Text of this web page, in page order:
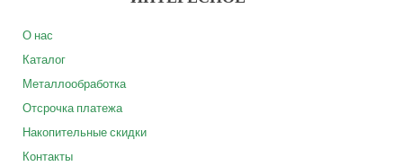
О нас
Каталог
Металлообработка
Отсрочка платежа
Накопительные скидки
Контакты